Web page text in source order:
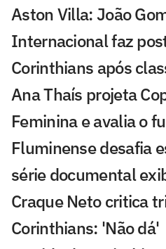
Aston Villa: João
Internacional faz
Corinthians após
Ana Thaís projeta
Feminina e avalia o
Fluminense desafia
série documental
Craque Neto critica
Corinthians: 'Não dá'